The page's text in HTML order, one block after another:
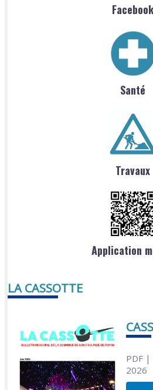
Facebook
Santé
Travaux
Application
LA CASSOTTE
PDF|
2026